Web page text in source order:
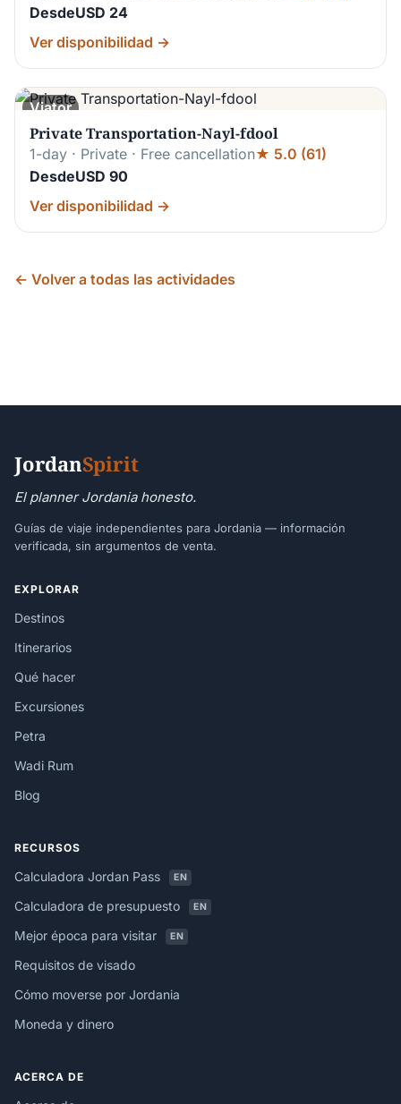
DesdeUSD 24
Ver disponibilidad →
Viator
Private Transportation-Nayl-fdool
1-day · Private · Free cancellation★ 5.0 (61)
DesdeUSD 90
Ver disponibilidad →
← Volver a todas las actividades
JordanSpirit
El planner Jordania honesto.
Guías de viaje independientes para Jordania — información
verificada, sin argumentos de venta.
EXPLORAR
Destinos
Itinerarios
Qué hacer
Excursiones
Petra
Wadi Rum
Blog
RECURSOS
Calculadora Jordan Pass EN
Calculadora de presupuesto EN
Mejor época para visitar EN
Requisitos de visado
Cómo moverse por Jordania
Moneda y dinero
ACERCA DE